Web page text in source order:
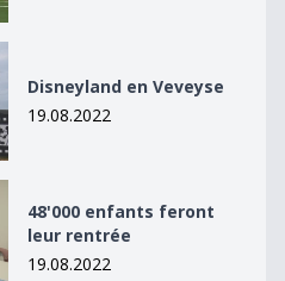
Disneyland en Veveyse
19.08.2022
leur rentrée
48'000 enfants feront
leur rentrée
19.08.2022